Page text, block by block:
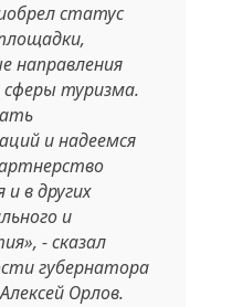
статус
направления
сферы туризма.
и надеемся
в других
и
», - сказал
губернатора
Орлов.